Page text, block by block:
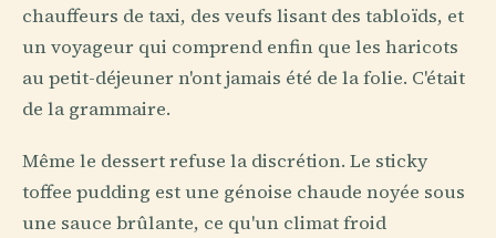
chauffeurs de taxi, des veufs lisant des tabloïds, et
un voyageur qui comprend enfin que les haricots
au petit-déjeuner n'ont jamais été de la folie. C'était
de la grammaire.
Même le dessert refuse la discrétion. Le sticky
toffee pudding est une génoise chaude noyée sous
une sauce brûlante, ce qu'un climat froid